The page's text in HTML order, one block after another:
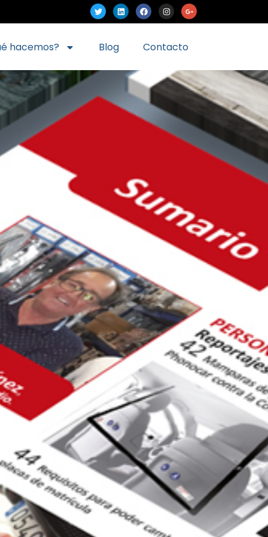
hacemos? Blog Contacto